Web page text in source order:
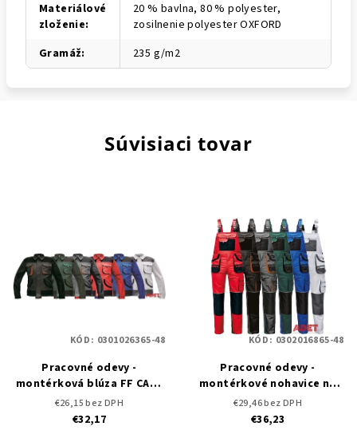
Materiálové
zloženie:
20 % bavlna, 80 % polyester,
zosilnenie polyester OXFORD
Gramáž: 235 g/m2
Súvisiaci tovar
Pracovné odevy -
montérková blúza FF CARL
BE-01-002 ČERVA
€26,15 bez DPH
€32,17
KÓD: 0301026365-48
Pracovné odevy -
montérkové nohavice na
traky FF CARL BE-01-004
ČERVA
€29,46 bez DPH
€36,23
KÓD: 0302016865-48